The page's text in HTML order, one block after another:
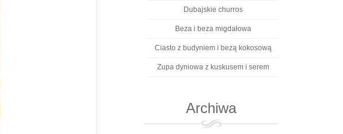
Dubajskie churros
Beza i beza migdałowa
Ciasto z budyniem i bezą kokosową
Zupa dyniowa z kuskusem i serem
Archiwa